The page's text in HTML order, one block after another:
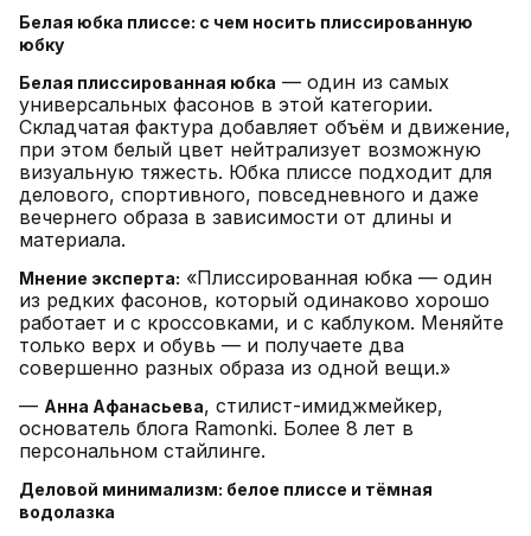
Белая юбка плиссе: с чем носить плиссированную
юбку
Белая плиссированная юбка — один из самых
универсальных фасонов в этой категории.
Складчатая фактура добавляет объём и движение,
при этом белый цвет нейтрализует возможную
визуальную тяжесть. Юбка плиссе подходит для
делового, спортивного, повседневного и даже
вечернего образа в зависимости от длины и
материала.
Мнение эксперта: «Плиссированная юбка — один
из редких фасонов, который одинаково хорошо
работает и с кроссовками, и с каблуком. Меняйте
только верх и обувь — и получаете два
совершенно разных образа из одной вещи.»
— Анна Афанасьева, стилист-имиджмейкер,
основатель блога Ramonki. Более 8 лет в
персональном стайлинге.
Деловой минимализм: белое плиссе и тёмная
водолазка